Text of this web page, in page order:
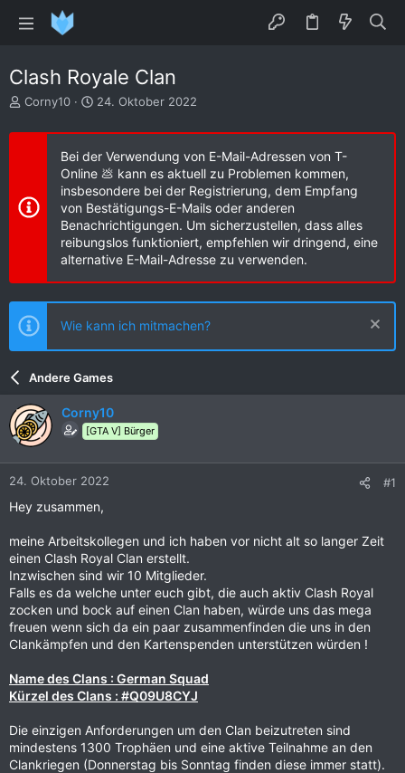
Clash Royale Clan
E
s
l
e
Corny10
E
s
e
l
l
t
a
m
24. Oktober 2022
Bei der Verwendung von E-Mail-Adressen von T-
Online 💩 kann es aktuell zu Problemen kommen,
insbesondere bei der Registrierung, dem Empfang
von Bestätigungs-E-Mails oder anderen
Benachrichtigungen. Um sicherzustellen, dass alles
reibungslos funktioniert, empfehlen wir dringend, eine
alternative E-Mail-Adresse zu verwenden.
Wie kann ich mitmachen?
Andere Games
Corny10
[GTA V] Bürger
24. Oktober 2022 #1
Hey zusammen,
meine Arbeitskollegen und ich haben vor nicht alt so langer Zeit
einen Clash Royal Clan erstellt.
Inzwischen sind wir 10 Mitglieder.
Falls es da welche unter euch gibt, die auch aktiv Clash Royal
zocken und bock auf einen Clan haben, würde uns das mega
freuen wenn sich da ein paar zusammenfinden die uns in den
Clankämpfen und den Kartenspenden unterstützen würden !
Name des Clans : German Squad
Kürzel des Clans : #Q09U8CYJ
Die einzigen Anforderungen um den Clan beizutreten sind
mindestens 1300 Trophäen und eine aktive Teilnahme an den
Clankriegen (Donnerstag bis Sonntag finden diese immer statt).